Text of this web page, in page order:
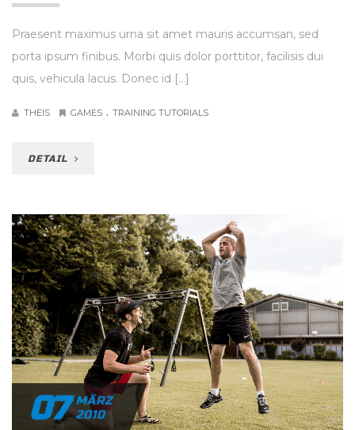
Praesent maximus urna sit amet mauris accumsan, sed
porta ipsum finibus. Morbi quis dolor porttitor, facilisis dui
quis, vehicula lacus. Donec id […]
THEIS GAMES . TRAINING TUTORIALS
DETAIL
07 MÄRZ
2010